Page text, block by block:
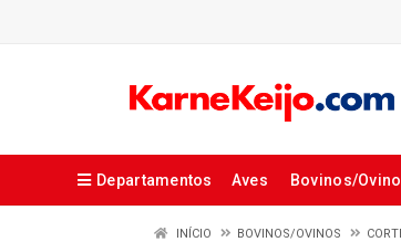
Departamentos Aves Bovinos/
INÍCIO BOVINOS/OVINOS